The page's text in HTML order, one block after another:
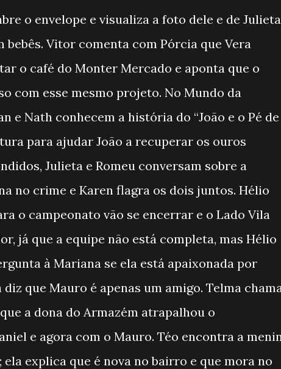
o envelope e visualiza a foto dele e de Julieta
Vitor comenta com Pórcia que Vera
o café do Monter Mercado e aponta que o
com esse mesmo projeto. No Mundo da
e Nath conhecem a história do “João e o Pé de
para ajudar João a recuperar os ouros
Julieta e Romeu conversam sobre a
no crime e Karen flagra os dois juntos. Hélio
o campeonato vão se encerrar e o Lado Vila
já que a equipe não está completa, mas Hélio
à Mariana se ela está apaixonada por
que Mauro é apenas um amigo. Telma
a dona do Armazém atrapalhou o
e agora com o Mauro. Téo encontra a
explica que é nova no bairro e que mora no